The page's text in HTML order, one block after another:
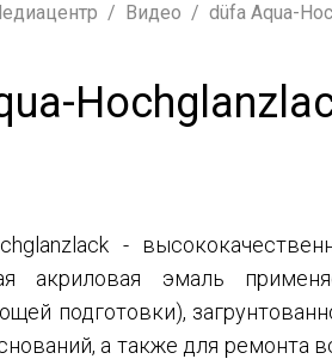
Видео düfa Aqua-
-
акриловая эмаль
подготовки),
а также для ремонта